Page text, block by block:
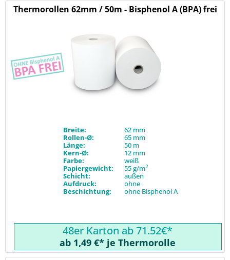
Thermorollen 62mm / 50m - Bisphenol A (BPA) frei
Breite:
62 mm
Rollen-Ø:
65 mm
Länge:
50 m
Kern-Ø:
12 mm
Farbe:
weiß
Papiergewicht:
55 g/m2
Schicht:
außen
Aufdruck:
ohne
Beschichtung:
ohne Bisphenol A
48er Karton ab 71.52€*
ab 1,49 €* je Thermorolle